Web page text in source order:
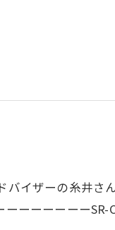
イザーの糸井さ
ーーーーーー